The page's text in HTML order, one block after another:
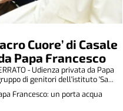
Cuore’ di Casale
Papa Francesco
- Udienza privata da Papa
di genitori dell'istituto 'Sa...
Francesco: un porta acqua